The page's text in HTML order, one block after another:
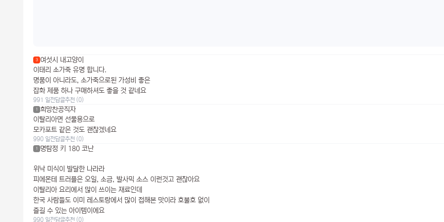
3
여섯시 내고양이
이태리 소가죽 유명 합니다.
명품이 아니라도, 소가죽으로된 가성비 좋은
잡화 제품 하나 구매하셔도 좋을 것 같네요
991 일전답글추천 (0)
1
희망찬공직자
이탈리아면 선물용으로
모카포트 같은 것도 괜찮겠네요
990 일전답글추천 (0)
1 명탐정 키 180 코난
위낙 미식이 발달한 나라라
피에몬테 트러플은 오일, 소금, 발사믹 소스 이런것고 괜찮아요
이탈리아 요리에서 많이 쓰이는 재료인데
한국 사람들도 이미 레스토랑에서 많이 접해본 맛이라 호불호 없이
즐길 수 있는 아이템이에요
990 일전답글추천 (0)